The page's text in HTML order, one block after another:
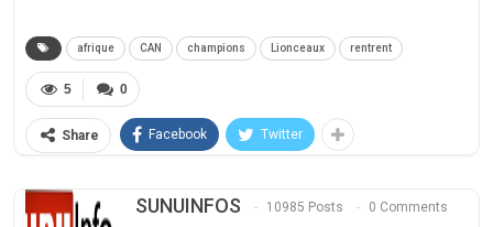
afrique CAN champions Lionceaux rentrent
0
5
Share Facebook Twitter
SUNUINFOS 10985 Posts 0 Comments